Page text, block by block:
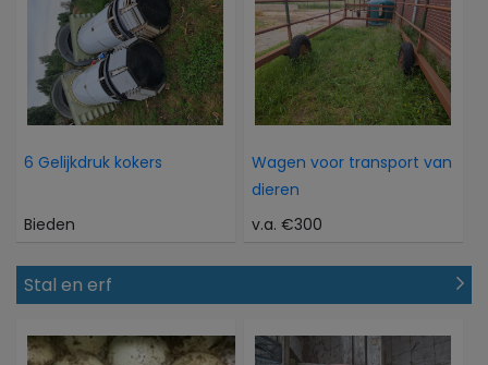
6 Gelijkdruk kokers
Bieden
Wagen voor transport van
dieren
v.a. €300
Stal en erf